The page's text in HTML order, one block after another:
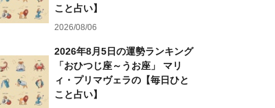
こと占い】
2026/08/06
2026年8月5日の運勢ランキング
「おひつじ座～うお座」 マリ
ィ・プリマヴェラの【毎日ひと
こと占い】